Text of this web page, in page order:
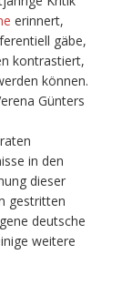
erinnert,
gäbe,
kontrastiert,
können.
Günters
in den
dieser
gestritten
deutsche
weitere